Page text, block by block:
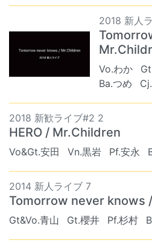
2018 新人
Vo.わか
Ba.つめ
2018 新歓ライブ#2 2
HERO / Mr.Children
Vo&Gt.安田 Vn.黒岩 Pf.安永
2014 新人ライブ 7
Tomorrow never knows
Gt&Vo.青山 Gt.櫻井 Pf.杉村